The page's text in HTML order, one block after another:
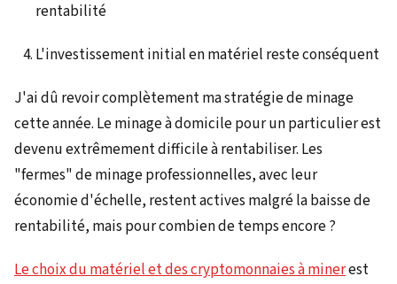
rentabilité
L'investissement initial en matériel reste conséquent
J'ai dû revoir complètement ma stratégie de minage
cette année. Le minage à domicile pour un particulier est
devenu extrêmement difficile à rentabiliser. Les
"fermes" de minage professionnelles, avec leur
économie d'échelle, restent actives malgré la baisse de
rentabilité, mais pour combien de temps encore ?
Le choix du matériel et des cryptomonnaies à minerest